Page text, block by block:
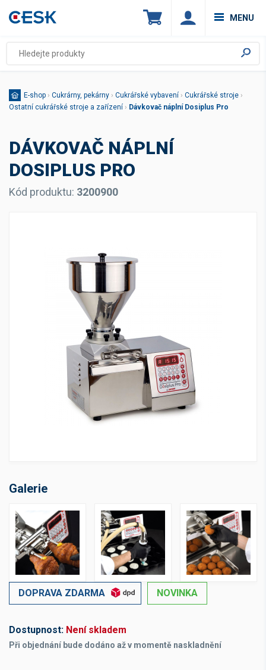
MENU
E-shop › Cukrárny, pekárny › Cukrářské vybavení › Cukrářské stroje ›
Ostatní cukrářské stroje a zařízení › Dávkovač náplní Dosiplus Pro
DÁVKOVAČ NÁPLNÍ
DOSIPLUS PRO
Kód produktu: 3200900
Galerie
DOPRAVA ZDARMA NOVINKA
Dostupnost: Není skladem
Při objednání bude dodáno až v momentě naskladnění